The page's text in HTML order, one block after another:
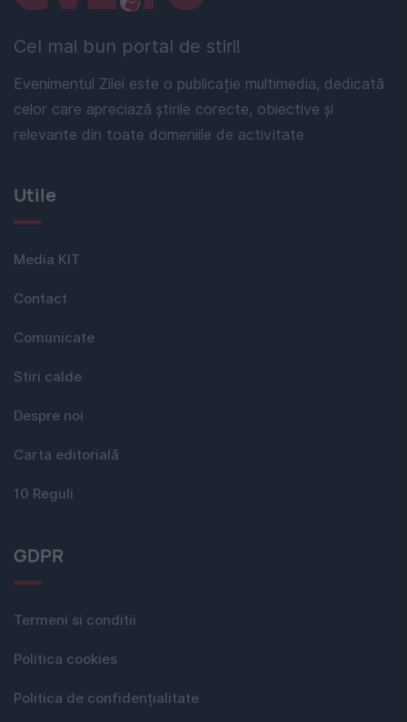
Cel mai bun portal de stiri!
Evenimentul Zilei este o publicație multimedia, dedicată
celor care apreciază știrile corecte, obiective și
relevante din toate domeniile de activitate
Utile
Media KIT
Contact
Comunicate
Stiri calde
Despre noi
Carta editorială
10 Reguli
GDPR
Termeni si conditii
Politica cookies
Politica de confidențialitate